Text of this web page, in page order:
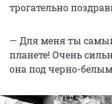
трогательно
— Для меня ты
планете! Очень
она под черно-